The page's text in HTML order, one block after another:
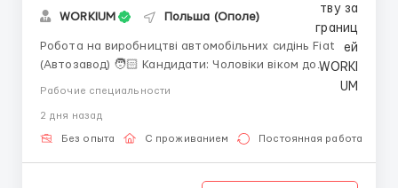
WORKIUM Польша (Ополе)
Робота на виробництві автомобільних сидінь Fiat
(Автозавод) 🧑🏻 Кандидати: Чоловіки віком до
50 років. 📍 Місто праці: Польща, Zimna Wódka,
Польща, Opole. 💵 Зарплата: - 23,50 zł/год нетто
без підписання Pit-2; - 25...
Рабочие специальности
2 дня назад
Без опыта С проживанием Постоянная работа